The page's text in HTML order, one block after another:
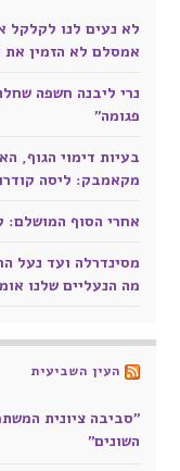
לא נעים לנו לקלקל
אמסלם לא הזמין את
נרי ליבנה חשפה
פגומה"
בעיות דימוי הגוף,
מקאמבק: ליסה
אחרי הסוף המושלם:
מסינדרלה ועד נעל
מה הנעליים שלנו
העין השביעית
"סביבה ציונית
השונים"